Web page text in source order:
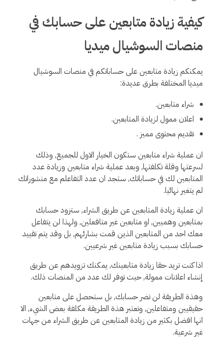
كيفية زيادة متابعين على حسابك في
منصات السوشيال ميديا
يمكنكم زيادة متابعين على حساباتكم في منصات السوشيال
ميديا المختلفة بطرق عديدة:
شراء متابعين.
اعلان ممول لزيادة المتابعين.
تقديم محتوى مميز .
ان عملية شراء متابعين ستكون الخيار الاول للجميع, وذلك
لسرعتها وقلة تكلفتها, وبعد عملية شراء متابعين وزيادة عدد
المتابعين لك في حساباتك, ستجد ان عدد التفاعلم مع منشوراتك
لم يتغير نهائيا.
ان عملية زيادة المتابعين عن طريق الشراء, ستزود حسابك
بمتابعين وهميين, او متابعين غير متافعلين, ولهذا لن يتفاعل
معك احد من المتابعين الذين قمت بشارئهم, بل وقد يتم تقييد
حسابك بسبب زيادة متابعين غير شرعيين.
اذا كنت تريد حقا زيادة متابعينك, يمكنك تزويدهم عن طريق
إنشاء اعلانات ممولة, حيث توفر لك عدد من المنصات ذلك.
وهذة الطريقة لن تضر حسابك, بل ستحصل على متابعين
حقيقيين ومتفاعلين, وتعتبر هذة الطريقة مكلفة بعض الشيء, الا
انها افضل بكثير من زيادة المتابعين عن طريق الشراء من جهات
غير شرعية.